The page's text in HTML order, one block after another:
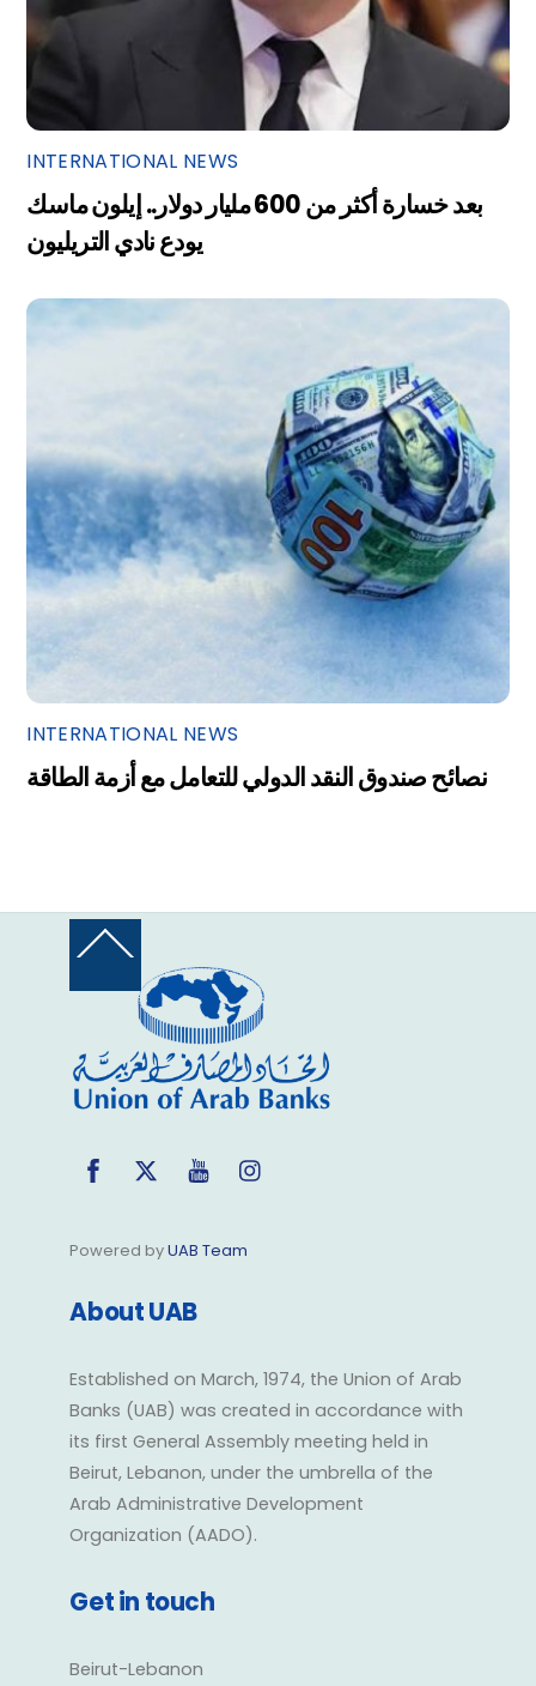
INTERNATIONAL NEWS
بعد خسارة أكثر من 600 مليار دولار.. إيلون ماسك
يودع نادي التريليون
INTERNATIONAL NEWS
نصائح صندوق النقد الدولي للتعامل مع أزمة الطاقة
Back
Top
FacebookTwitter YouTube
Powered byUAB Team
About UAB
Established on March, 1974, the Union of Arab
Banks (UAB) was created in accordance with
its first General Assembly meeting held in
Beirut, Lebanon, under the umbrella of the
Arab Administrative Development
Organization (AADO).
Get in touch
Beirut-Lebanon